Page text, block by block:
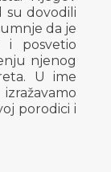
su dovodili
da je
i posvetio
njenog
U ime
porodici i